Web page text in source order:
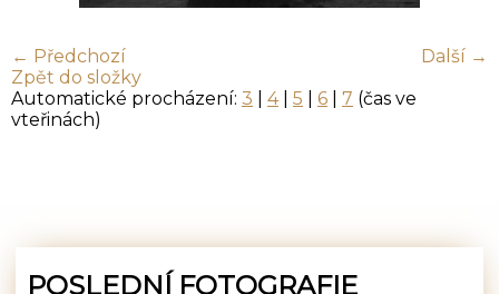
← Předchozí
Další →
Zpět do složky
Automatické procházení: 3 4| 5 6 7 (čas ve
vteřinách)
POSLEDNÍ FOTOGRAFIE